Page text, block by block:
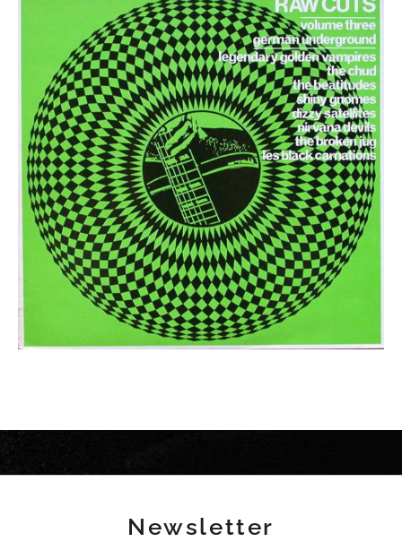
Newsletter